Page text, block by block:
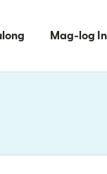
Mag-log In
window)
window)